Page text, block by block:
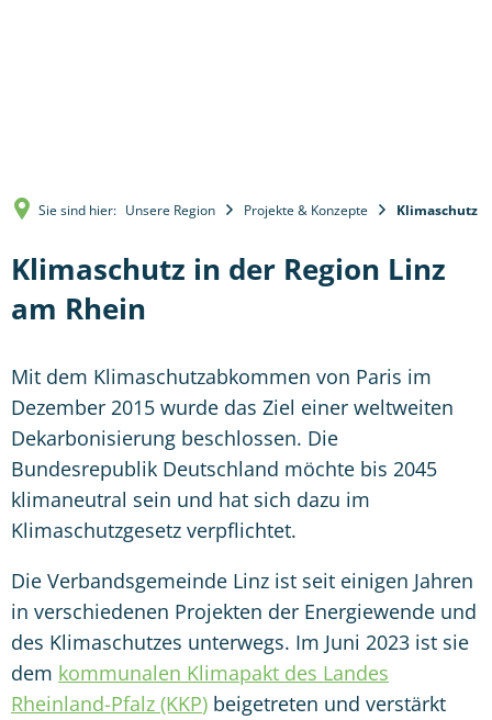
Sie sind hier: Unsere Region Projekte & Konzepte Klimaschutz
Klimaschutz in der Region Linz
am Rhein
Mit dem Klimaschutzabkommen von Paris im
Dezember 2015 wurde das Ziel einer weltweiten
Dekarbonisierung beschlossen. Die
Bundesrepublik Deutschland möchte bis 2045
klimaneutral sein und hat sich dazu im
Klimaschutzgesetz verpflichtet.
Die Verbandsgemeinde Linz ist seit einigen Jahren
in verschiedenen Projekten der Energiewende und
des Klimaschutzes unterwegs. Im Juni 2023 ist sie
dem kommunalen Klimapakt des Landes
Rheinland-Pfalz (KKP) beigetreten und verstärkt